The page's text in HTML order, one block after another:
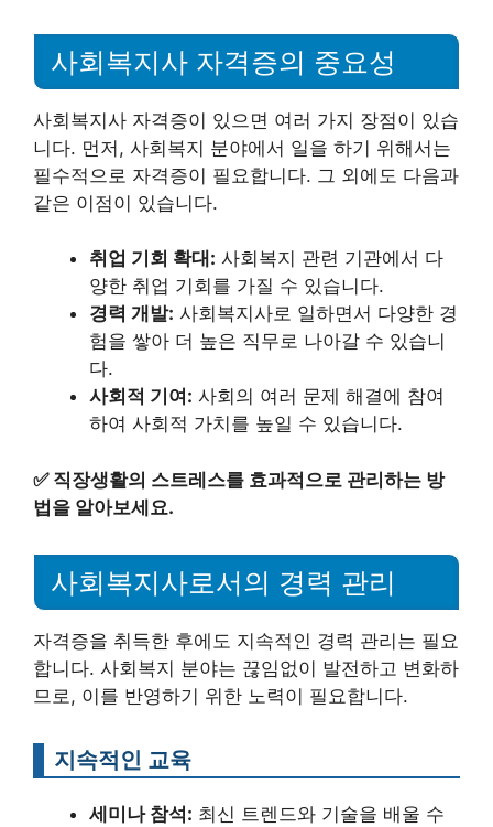
사회복지사 자격증의 중요성
사회복지사 자격증이 있으면 여러 가지 장점이 있습
니다. 먼저, 사회복지 분야에서 일을 하기 위해서는
필수적으로 자격증이 필요합니다. 그 외에도 다음과
같은 이점이 있습니다.
취업 기회 확대: 사회복지 관련 기관에서 다
양한 취업 기회를 가질 수 있습니다.
경력 개발: 사회복지사로 일하면서 다양한 경
험을 쌓아 더 높은 직무로 나아갈 수 있습니
다.
사회적 기여: 사회의 여러 문제 해결에 참여
하여 사회적 가치를 높일 수 있습니다.
✅ 직장생활의 스트레스를 효과적으로 관리하는 방
법을 알아보세요.
사회복지사로서의 경력 관리
자격증을 취득한 후에도 지속적인 경력 관리는 필요
합니다. 사회복지 분야는 끊임없이 발전하고 변화하
므로, 이를 반영하기 위한 노력이 필요합니다.
지속적인 교육
세미나 참석: 최신 트렌드와 기술을 배울 수